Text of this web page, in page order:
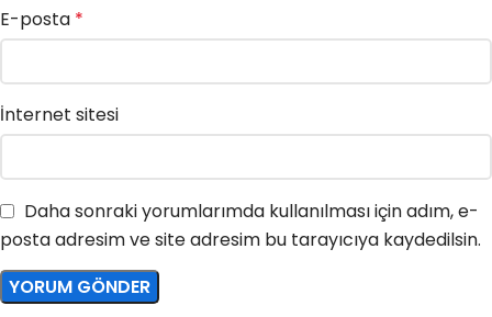
E-posta *
İnternet sitesi
Daha sonraki yorumlarımda kullanılması için adım, e-
posta adresim ve site adresim bu tarayıcıya kaydedilsin.